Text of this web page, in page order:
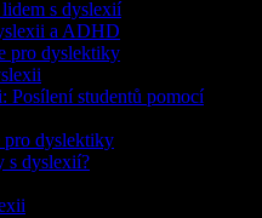
s dyslexií
a ADHD
pro dyslektiky
Posílení studentů pomocí
pro dyslektiky
s dyslexií?